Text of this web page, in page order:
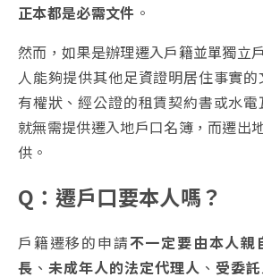
正本都是必需文件 。
然而，如果是辦理遷入戶籍並單獨立
人能夠提供其他足資證明居住事實
有權狀、經公證的租賃契約書或水電
就無需提供遷入地戶口名簿，而遷出
供。
Q：遷戶口要本人嗎？
戶籍遷移的申請不一定要由本人親
長 、未成年人的法定代理人 、 受委